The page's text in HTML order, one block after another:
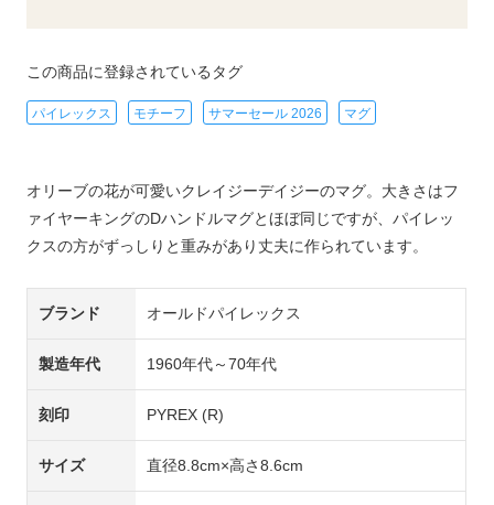
この商品に登録されているタグ
パイレックス モチーフ サマーセール 2026 マグ
オリーブの花が可愛いクレイジーデイジーのマグ。大きさはフ
ァイヤーキングのDハンドルマグとほぼ同じですが、パイレッ
クスの方がずっしりと重みがあり丈夫に作られています。
ブランド オールドパイレックス
製造年代 1960年代～70年代
刻印 PYREX (R)
サイズ 直径8.8cm×高さ8.6cm